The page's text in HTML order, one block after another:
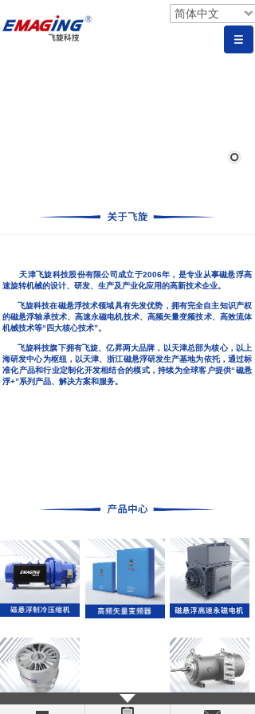
天津飞旋科技股份有限公司成立于2006年，是专业从事磁悬浮高
速旋转机械的设计、研发、生产及产业化应用的高新技术企业。
飞旋科技在磁悬浮技术领域具有先发优势，拥有完全自主知识产权
的磁悬浮轴承技术、高速永磁电机技术、高频矢量变频技术、高效流体
机械技术等“四大核心技术”。
飞旋科技旗下拥有飞旋、亿昇两大品牌，以天津总部为核心，以上
海研发中心为枢纽，以天津、浙江磁悬浮研发生产基地为依托，通过标
准化产品和行业定制化开发相结合的模式，持续为全球客户提供“磁悬
浮+”系列产品、解决方案和服务。
简体中文